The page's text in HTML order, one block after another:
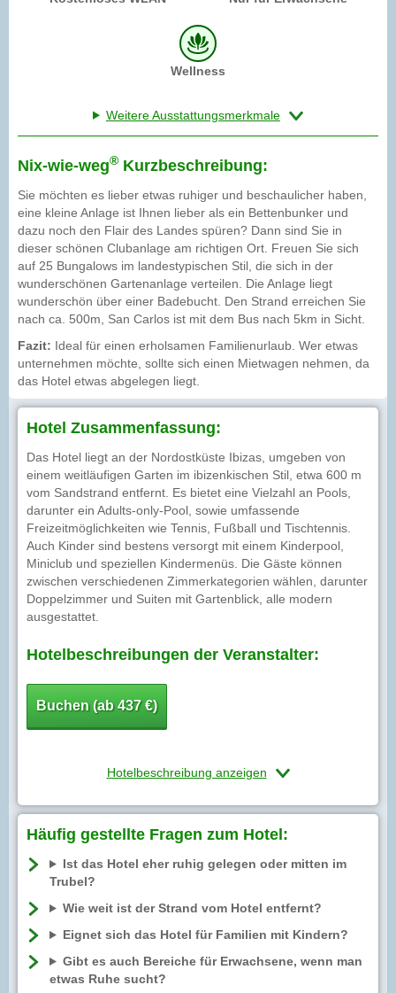
Wellness
Weitere Ausstattungsmerkmale
Nix-wie-weg® Kurzbeschreibung:
Sie möchten es lieber etwas ruhiger und beschaulicher haben,
eine kleine Anlage ist Ihnen lieber als ein Bettenbunker und
dazu noch den Flair des Landes spüren? Dann sind Sie in
dieser schönen Clubanlage am richtigen Ort. Freuen Sie sich
auf 25 Bungalows im landestypischen Stil, die sich in der
wunderschönen Gartenanlage verteilen. Die Anlage liegt
wunderschön über einer Badebucht. Den Strand erreichen Sie
nach ca. 500m, San Carlos ist mit dem Bus nach 5km in Sicht.
Fazit: Ideal für einen erholsamen Familienurlaub. Wer etwas
unternehmen möchte, sollte sich einen Mietwagen nehmen, da
das Hotel etwas abgelegen liegt.
Hotel Zusammenfassung:
Das Hotel liegt an der Nordostküste Ibizas, umgeben von
einem weitläufigen Garten im ibizenkischen Stil, etwa 600 m
vom Sandstrand entfernt. Es bietet eine Vielzahl an Pools,
darunter ein Adults-only-Pool, sowie umfassende
Freizeitmöglichkeiten wie Tennis, Fußball und Tischtennis.
Auch Kinder sind bestens versorgt mit einem Kinderpool,
Miniclub und speziellen Kindermenüs. Die Gäste können
zwischen verschiedenen Zimmerkategorien wählen, darunter
Doppelzimmer und Suiten mit Gartenblick, alle modern
ausgestattet.
Hotelbeschreibungen der Veranstalter:
Buchen (ab 437 €)
Hotelbeschreibung anzeigen
Häufig gestellte Fragen zum Hotel:
Ist das Hotel eher ruhig gelegen oder mitten im
Trubel?
Wie weit ist der Strand vom Hotel entfernt?
Eignet sich das Hotel für Familien mit Kindern?
Gibt es auch Bereiche für Erwachsene, wenn man
etwas Ruhe sucht?